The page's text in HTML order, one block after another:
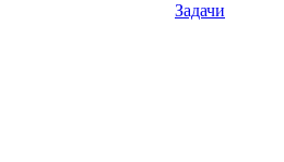
Задачи